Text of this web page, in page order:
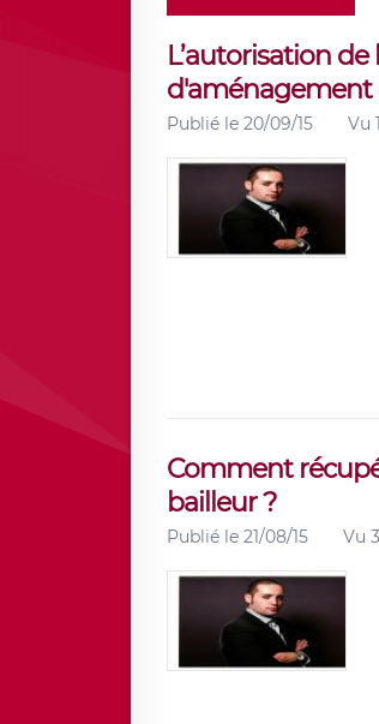
L’autorisation
d'aménagement
Publié le 20/09/15 Vu
Comment
bailleur ?
Publié le 21/08/15 Vu